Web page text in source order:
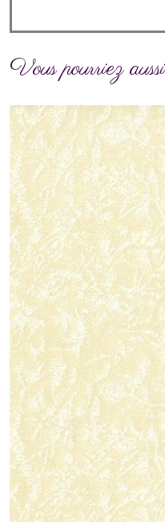
Vous pourriez